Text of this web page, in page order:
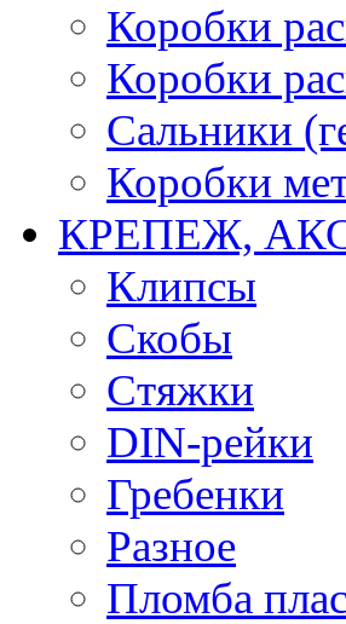
Коробки
Коробки
Сальники
Коробки
КРЕПЕЖ,
Клипсы
Скобы
Стяжки
DIN-рейки
Гребенки
Разное
Пломба